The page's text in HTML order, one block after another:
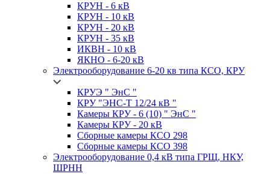
КРУН - 6 кВ
КРУН - 10 кВ
КРУН - 20 кВ
КРУН - 35 кВ
ИКВН - 10 кВ
ЯКНО - 6-20 кВ
Электрооборудование 6-20 кв типа КСО, КРУ
КРУЭ " ЭнС "
КРУ "ЭНС-Т 12/24 кВ "
Камеры КРУ - 6 (10) " ЭнС "
Камеры КРУ - 20 кВ
Сборные камеры КСО 298
Сборные камеры КСО 398
Электрооборудование 0,4 кВ типа ГРЩ, НКУ,
ШРНН